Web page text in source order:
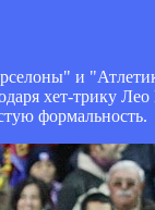
и
хет-трику
формальность.